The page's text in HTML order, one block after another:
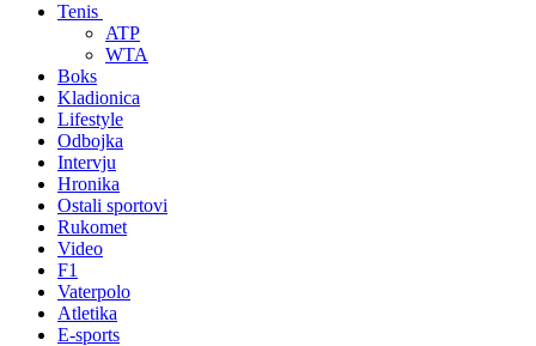
Tenis
ATP
WTA
Boks
Kladionica
Lifestyle
Odbojka
Intervju
Hronika
Ostali sportovi
Rukomet
Video
F1
Vaterpolo
Atletika
E-sports